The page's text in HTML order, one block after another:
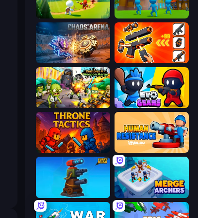
Age Of Arms
Chaos Arena Pew Pew Dose
Zombies 4 Weapon Merge Evo Gears
Throne Tactics Human Resistance
Furry Road Merge Archers